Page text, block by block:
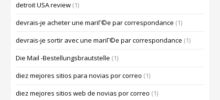
detroit USA review (1)
devrais-je acheter une mariГ©e par correspondance (1)
devrais-je sortir avec une mariГ©e par correspondance (1)
Die Mail -Bestellungsbrautstelle (1)
diez mejores sitios para novias por correo (1)
diez mejores sitios web de novias por correo (1)